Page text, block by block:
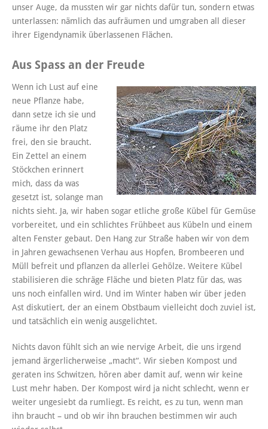
unser Auge, da mussten wir gar nichts dafür tun, sondern etwas
unterlassen: nämlich das aufräumen und umgraben all dieser
ihrer Eigendynamik überlassenen Flächen.
Aus Spass an der Freude
Wenn ich Lust auf eine
neue Pflanze habe,
dann setze ich sie und
räume ihr den Platz
frei, den sie braucht.
Ein Zettel an einem
Stöckchen erinnert
mich, dass da was
gesetzt ist, solange man
nichts sieht. Ja, wir haben sogar etliche große Kübel für Gemüse
vorbereitet, und ein schlichtes Frühbeet aus Kübeln und einem
alten Fenster gebaut. Den Hang zur Straße haben wir von dem
in Jahren gewachsenen Verhau aus Hopfen, Brombeeren und
Müll befreit und pflanzen da allerlei Gehölze. Weitere Kübel
stabilisieren die schräge Fläche und bieten Platz für das, was
uns noch einfallen wird. Und im Winter haben wir über jeden
Ast diskutiert, der an einem Obstbaum vielleicht doch zuviel ist,
und tatsächlich ein wenig ausgelichtet.
Nichts davon fühlt sich an wie nervige Arbeit, die uns irgend
jemand ärgerlicherweise „macht“. Wir sieben Kompost und
geraten ins Schwitzen, hören aber damit auf, wenn wir keine
Lust mehr haben. Der Kompost wird ja nicht schlecht, wenn er
weiter ungesiebt da rumliegt. Es reicht, es zu tun, wenn man
ihn braucht – und ob wir ihn brauchen bestimmen wir auch